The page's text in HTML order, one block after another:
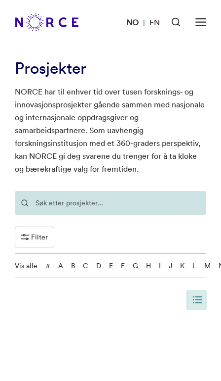
NO | EN
Prosjekter
NORCE har til enhver tid over tusen forsknings- og
innovasjonsprosjekter gående sammen med nasjonale
og internasjonale oppdragsgiver og
samarbeidspartnere. Som uavhengig
forskningsinstitusjon med et 360-graders perspektiv,
kan NORCE gi deg svarene du trenger for å ta kloke
og bærekraftige valg for fremtiden.
Filter
Vis alle # A B C D E F G H I J K L M